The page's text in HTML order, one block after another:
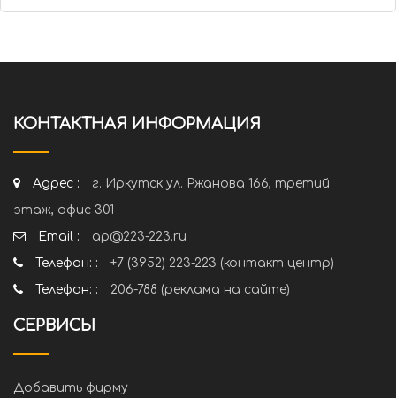
КОНТАКТНАЯ ИНФОРМАЦИЯ
Адрес :
г. Иркутск ул. Ржанова 166, третий
этаж, офис 301
Email :
ap@223-223.ru
Телефон: :
+7 (3952) 223-223 (контакт центр)
Телефон: :
206-788 (реклама на сайте)
СЕРВИСЫ
Добавить фирму